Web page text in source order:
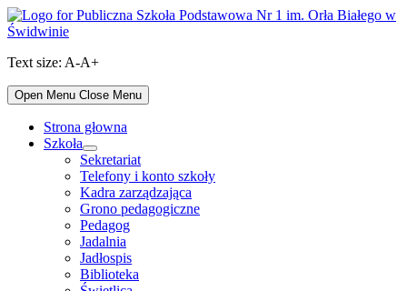
Skip
to
Text size: A-A+
Open Menu Close Menu
Strona głowna
Szkoła
Show
sub
menu
Sekretariat
Telefony i konto szkoły
Kadra zarządzająca
Grono pedagogiczne
Pedagog
Jadalnia
Jadłospis
Biblioteka